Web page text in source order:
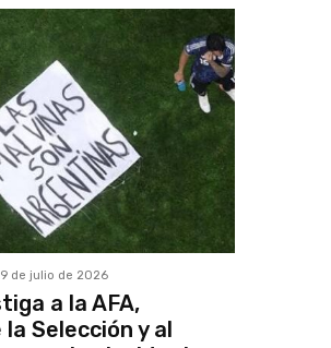
de julio de 2026
a la AFA,
Selección y al